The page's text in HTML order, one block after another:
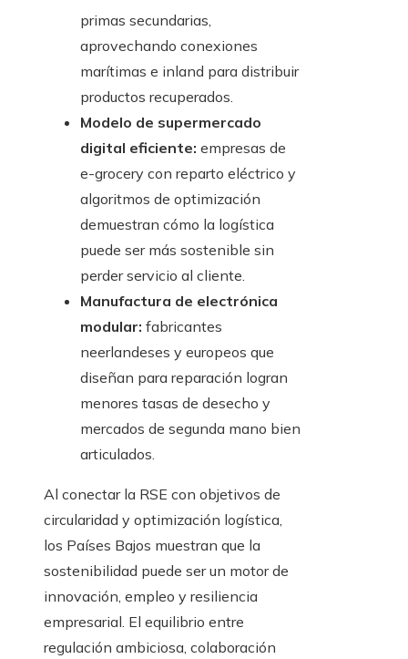
primas secundarias,
aprovechando conexiones
marítimas e inland para distribuir
productos recuperados.
Modelo de supermercado
digital eficiente: empresas de
e-grocery con reparto eléctrico y
algoritmos de optimización
demuestran cómo la logística
puede ser más sostenible sin
perder servicio al cliente.
Manufactura de electrónica
modular: fabricantes
neerlandeses y europeos que
diseñan para reparación logran
menores tasas de desecho y
mercados de segunda mano bien
articulados.
Al conectar la RSE con objetivos de
circularidad y optimización logística,
los Países Bajos muestran que la
sostenibilidad puede ser un motor de
innovación, empleo y resiliencia
empresarial. El equilibrio entre
regulación ambiciosa, colaboración